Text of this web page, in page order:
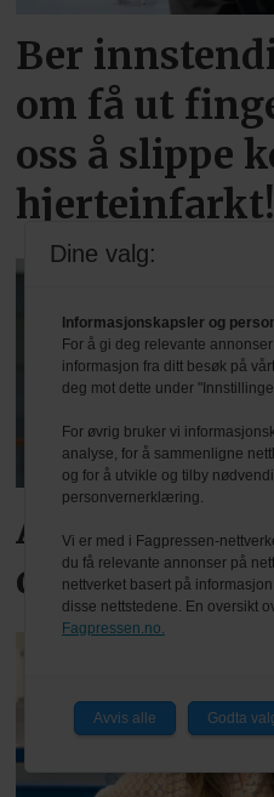
Ber
om få ut
oss å slippe
hjerteinfarkt!
Advarer
digital
Dine valg:
Informasjonskapsler og
For å gi deg relevante
informasjon fra ditt besøk på
deg mot dette under
For øvrig bruker vi
analyse, for å sammenligne
og for å utvikle og tilby
personvernerklæring.
Vi er med i Fagpressen-
du få relevante annonser på
nettverket basert på
disse nettstedene. En oversikt
Fagpressen.no.
Avvis alle Godta